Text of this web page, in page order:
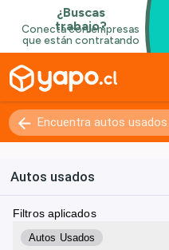
Autos usados
Filtros aplicados
Autos Usados